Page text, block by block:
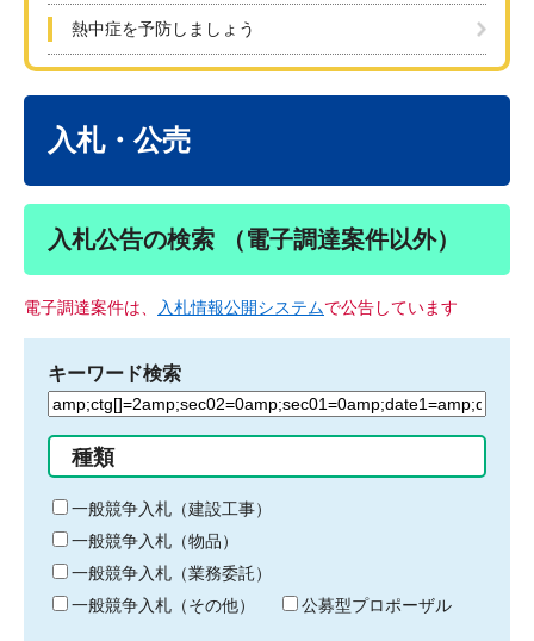
熱中症を予防しましょう
入札・公売
入札公告の検索 （電子調達案件以外）
電子調達案件は、 入札情報公開システムで公告しています
キーワード検索
検
る
キ
ー
ワ
ー
ド
種類
一般競争入札（建設工事）
一般競争入札（物品）
一般競争入札（業務委託）
一般競争入札（その他）
公募型プロポーザル